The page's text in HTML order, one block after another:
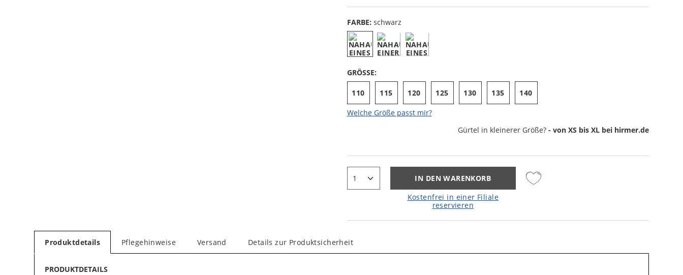
FARBE: schwarz
GRÖSSE:
110 115 120 125 130 135 140
Welche Größe passt mir?
Gürtel in kleinerer Größe? - von XS bis XL bei hirmer.de
IN DEN WARENKORB
Kostenfrei in einer Filiale
reservieren
Produktdetails Pflegehinweise Versand Details zur Produktsicherheit
PRODUKTDETAILS